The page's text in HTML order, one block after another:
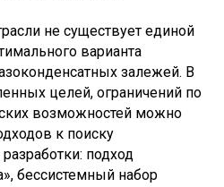
не существует единой
варианта
залежей. В
целей, ограничений по
возможностей можно
к поиску
подход
бессистемный набор